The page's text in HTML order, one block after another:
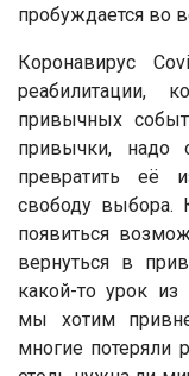
пробуждается во
Коронавирус
реабилитации,
привычных
привычки, надо
превратить её
свободу выбора.
появиться
вернуться в
какой-то урок
мы хотим
многие потеряли